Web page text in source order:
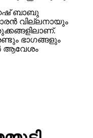
ബാബു
വില്ലനായും
ഭാഗങ്ങളും
ആവേശം